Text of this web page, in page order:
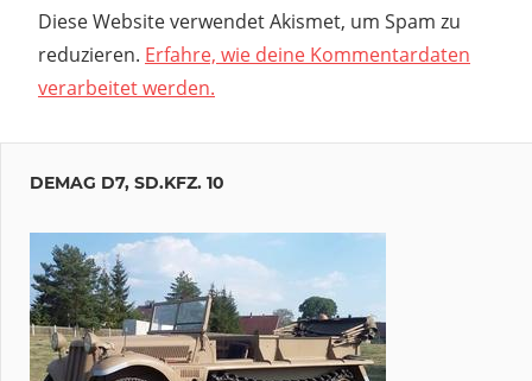
Diese Website verwendet Akismet, um Spam zu
reduzieren. Erfahre, wie deine Kommentardaten
verarbeitet werden.
DEMAG D7, SD.KFZ. 10